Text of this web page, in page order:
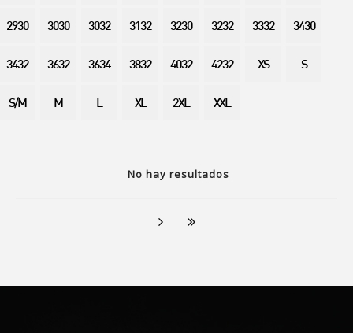
No hay resultados
2930 3030 3032 3132 3230 3232 3332 3430
3432 3632 3634 3832 4032 4232 XS S
S/M M L XL 2XL XXL